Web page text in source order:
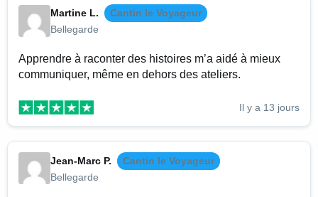
Martine L.
Cantin le Voyageur
Bellegarde
Apprendre à raconter des histoires m’a aidé à mieux
communiquer, même en dehors des ateliers.
Il y a 13 jours
Jean-Marc P.
Cantin le Voyageur
Bellegarde